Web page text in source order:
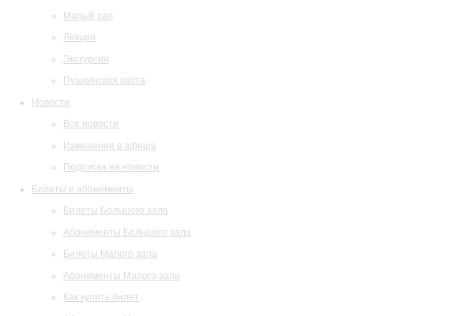
Малый зал
Лекции
Экскурсии
Пушкинская карта
Новости
Все новости
Изменения в афише
Подписка на новости
Билеты и абонементы
Билеты Большого зала
Абонементы Большого зала
Билеты Малого зала
Абонементы Малого зала
Как купить билет